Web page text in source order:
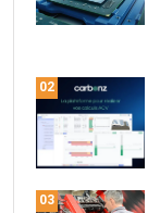
02
03